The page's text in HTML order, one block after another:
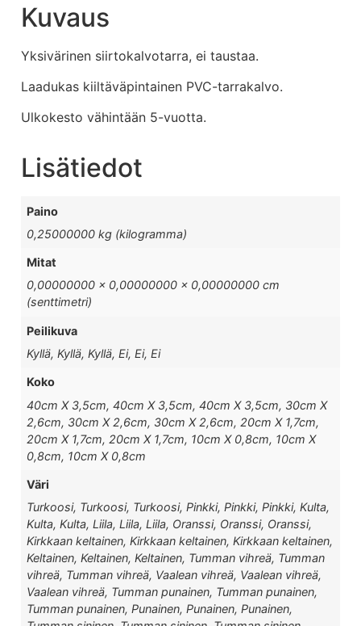
Kuvaus
Yksivärinen siirtokalvotarra, ei taustaa.
Laadukas kiiltäväpintainen PVC-tarrakalvo.
Ulkokesto vähintään 5-vuotta.
Lisätiedot
Paino
0,25000000 kg (kilogramma)
Mitat
0,00000000 × 0,00000000 × 0,00000000 cm
(senttimetri)
Peilikuva
Kyllä, Kyllä, Kyllä, Ei, Ei, Ei
Koko
40cm X 3,5cm, 40cm X 3,5cm, 40cm X 3,5cm, 30cm X
2,6cm, 30cm X 2,6cm, 30cm X 2,6cm, 20cm X 1,7cm,
20cm X 1,7cm, 20cm X 1,7cm, 10cm X 0,8cm, 10cm X
0,8cm, 10cm X 0,8cm
Väri
Turkoosi, Turkoosi, Turkoosi, Pinkki, Pinkki, Pinkki, Kulta,
Kulta, Kulta, Liila, Liila, Liila, Oranssi, Oranssi, Oranssi,
Kirkkaan keltainen, Kirkkaan keltainen, Kirkkaan keltainen,
Keltainen, Keltainen, Keltainen, Tumman vihreä, Tumman
vihreä, Tumman vihreä, Vaalean vihreä, Vaalean vihreä,
Vaalean vihreä, Tumman punainen, Tumman punainen,
Tumman punainen, Punainen, Punainen, Punainen,